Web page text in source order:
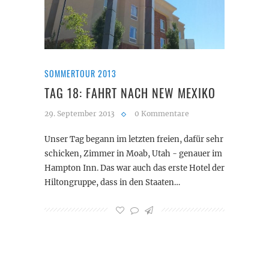
SOMMERTOUR 2013
TAG 18: FAHRT NACH NEW MEXIKO
29. September 2013 0 Kommentare
Unser Tag begann im letzten freien, dafür sehr
schicken, Zimmer in Moab, Utah - genauer im
Hampton Inn. Das war auch das erste Hotel der
Hiltongruppe, dass in den Staaten…